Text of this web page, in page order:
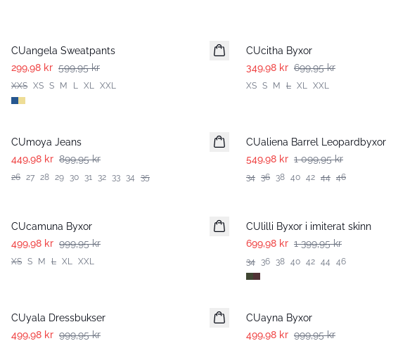
CUangela Sweatpants
299,98 kr 599,95 kr
XXS XS S M L XL XXL
CUcitha Byxor
349,98 kr 699,95 kr
XS S M L XL XXL
CUmoya Jeans
449,98 kr 899,95 kr
26 27 28 29 30 31 32 33 34 35
CUaliena Barrel Leopardbyxor
549,98 kr 1 099,95 kr
34 36 38 40 42 44 46
CUcamuna Byxor
499,98 kr 999,95 kr
XS S M L XL XXL
CUlilli Byxor i imiterat skinn
699,98 kr 1 399,95 kr
34 36 38 40 42 44 46
CUyala Dressbukser
499,98 kr 999,95 kr
CUayna Byxor
499,98 kr 999,95 kr